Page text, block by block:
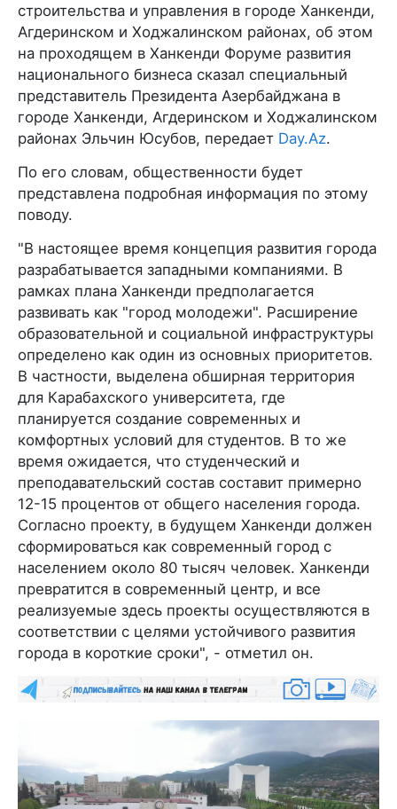
строительства и управления в городе Ханкенди,
Агдеринском и Ходжалинском районах, об этом
на проходящем в Ханкенди Форуме развития
национального бизнеса сказал специальный
представитель Президента Азербайджана в
городе Ханкенди, Агдеринском и Ходжалинском
районах Эльчин Юсубов, передает Day.Az.
По его словам, общественности будет
представлена подробная информация по этому
поводу.
"В настоящее время концепция развития города
разрабатывается западными компаниями. В
рамках плана Ханкенди предполагается
развивать как "город молодежи". Расширение
образовательной и социальной инфраструктуры
определено как один из основных приоритетов.
В частности, выделена обширная территория
для Карабахского университета, где
планируется создание современных и
комфортных условий для студентов. В то же
время ожидается, что студенческий и
преподавательский состав составит примерно
12-15 процентов от общего населения города.
Согласно проекту, в будущем Ханкенди должен
сформироваться как современный город с
населением около 80 тысяч человек. Ханкенди
превратится в современный центр, и все
реализуемые здесь проекты осуществляются в
соответствии с целями устойчивого развития
города в короткие сроки", - отметил он.